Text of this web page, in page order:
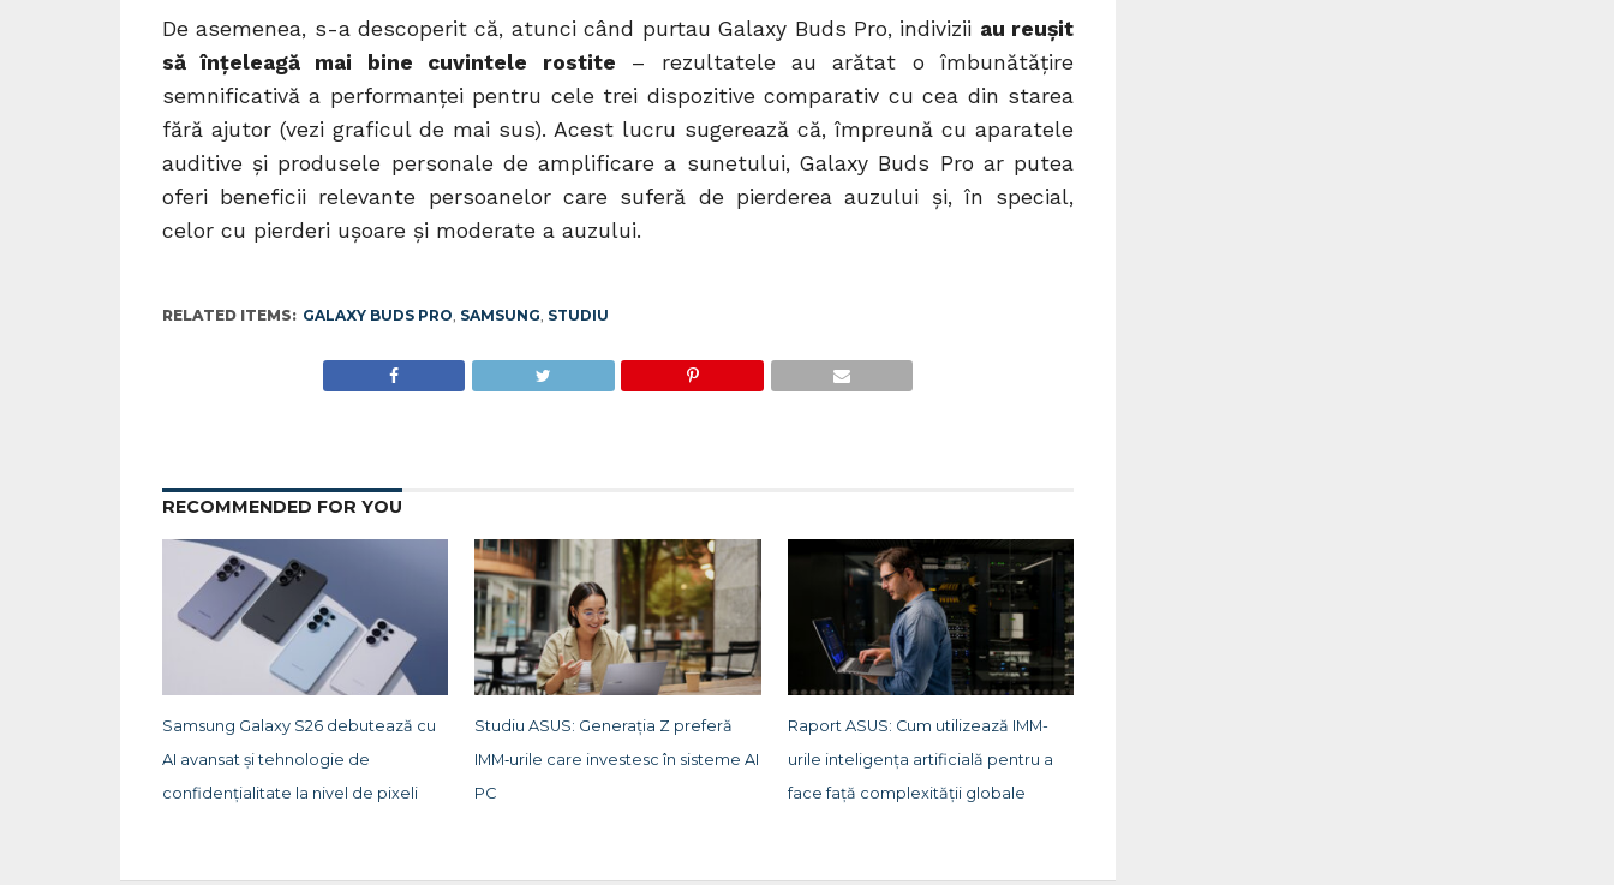
De asemenea, s-a descoperit că, atunci când purtau Galaxy Buds Pro, indivizii au reușit
să înțeleagă mai bine cuvintele rostite – rezultatele au arătat o îmbunătățire
semnificativă a performanței pentru cele trei dispozitive comparativ cu cea din starea
fără ajutor (vezi graficul de mai sus). Acest lucru sugerează că, împreună cu aparatele
auditive și produsele personale de amplificare a sunetului, Galaxy Buds Pro ar putea
oferi beneficii relevante persoanelor care suferă de pierderea auzului și, în special,
celor cu pierderi ușoare și moderate a auzului.
RELATED ITEMS: GALAXY BUDS PRO SAMSUNG STUDIU
RECOMMENDED FOR YOU
Samsung Galaxy S26 debutează cu
AI avansat și tehnologie de
confidențialitate la nivel de pixeli
Studiu ASUS: Generația Z preferă
IMM‑urile care investesc în sisteme AI
PC
Raport ASUS: Cum utilizează IMM-
urile inteligența artificială pentru a
face față complexității globale